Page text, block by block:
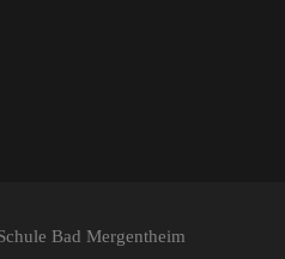
Bad Mergentheim